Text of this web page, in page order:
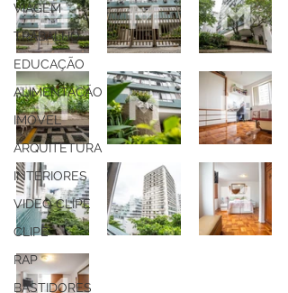
VIAGEM
TRABALHO
EDUCAÇÃO
ALIMENTAÇÃO
IMÓVEL
ARQUITETURA
INTERIORES
VIDEO CLIPE
CLIPE
RAP
BASTIDORES